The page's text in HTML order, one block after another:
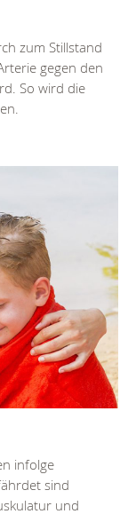
zum Stillstand
gegen den
So wird die
infolge
sind
und